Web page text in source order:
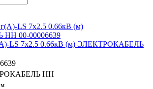
LS 7х2.5 0.66кВ (м) ЭЛЕКТРОКАБЕЛЬ
НН
м